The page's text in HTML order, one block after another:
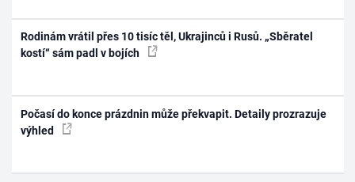
Rodinám vrátil přes 10 tisíc těl, Ukrajinců i Rusů. „Sběratel
kostí“ sám padl v bojích
Počasí do konce prázdnin může překvapit. Detaily prozrazuje
výhled